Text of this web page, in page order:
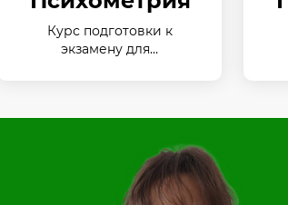
Курс подготовки к
экзамену для…